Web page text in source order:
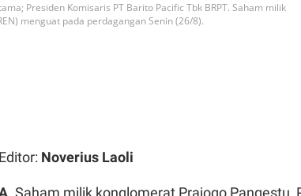
Presiden Komisaris PT Barito Pacific Tbk BRPT. Saham milik
menguat pada perdagangan Senin (26/8).
Noverius Laoli